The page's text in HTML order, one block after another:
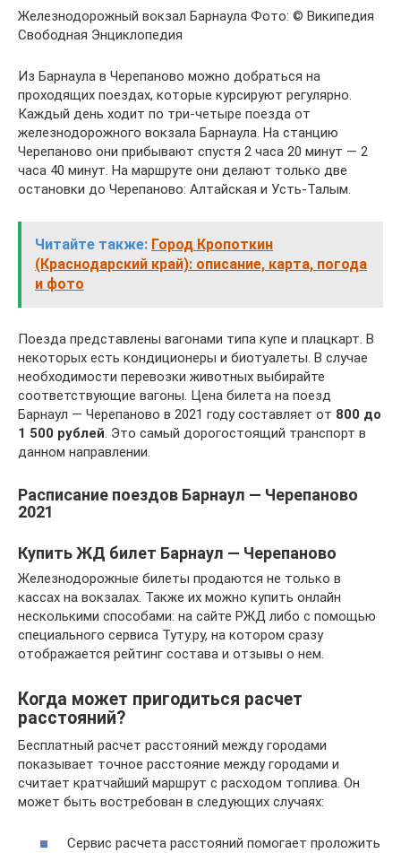
Железнодорожный вокзал Барнаула Фото: © Википедия
Свободная Энциклопедия
Из Барнаула в Черепаново можно добраться на
проходящих поездах, которые курсируют регулярно.
Каждый день ходит по три-четыре поезда от
железнодорожного вокзала Барнаула. На станцию
Черепаново они прибывают спустя 2 часа 20 минут — 2
часа 40 минут. На маршруте они делают только две
остановки до Черепаново: Алтайская и Усть-Талым.
Читайте также: Город Кропоткин
(Краснодарский край): описание, карта, погода
и фото
Поезда представлены вагонами типа купе и плацкарт. В
некоторых есть кондиционеры и биотуалеты. В случае
необходимости перевозки животных выбирайте
соответствующие вагоны. Цена билета на поезд
Барнаул — Черепаново в 2021 году составляет от 800 до
1 500 рублей. Это самый дорогостоящий транспорт в
данном направлении.
Расписание поездов Барнаул — Черепаново
2021
Купить ЖД билет Барнаул — Черепаново
Железнодорожные билеты продаются не только в
кассах на вокзалах. Также их можно купить онлайн
несколькими способами: на сайте РЖД либо с помощью
специального сервиса Туту.ру, на котором сразу
отображается рейтинг состава и отзывы о нем.
Когда может пригодиться расчет
расстояний?
Бесплатный расчет расстояний между городами
показывает точное расстояние между городами и
считает кратчайший маршрут с расходом топлива. Он
может быть востребован в следующих случаях:
Сервис расчета расстояний помогает проложить